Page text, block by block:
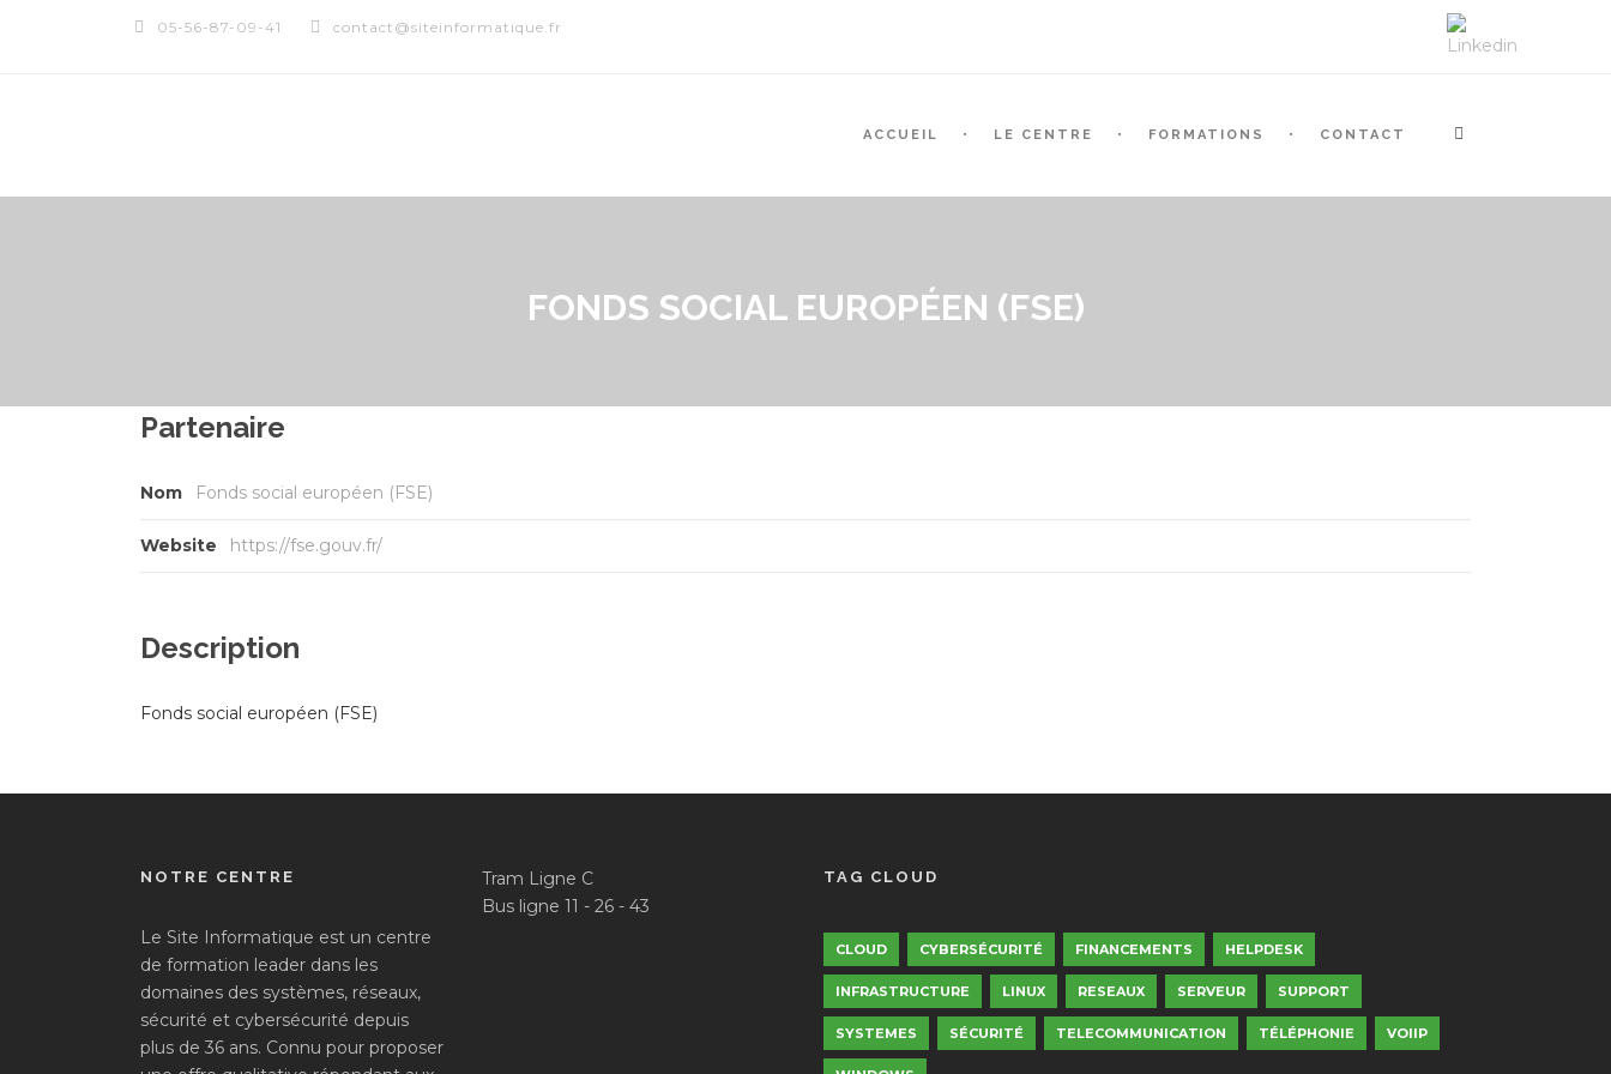
05-56-87-09-41 contact@siteinformatique.fr
ACCUEIL LE CENTRE FORMATIONS CONTACT
FONDS SOCIAL EUROPÉEN (FSE)
Partenaire
Nom Fonds social européen (FSE)
Website https://fse.gouv.fr/
Description
Fonds social européen (FSE)
NOTRE CENTRE
Le Site Informatique est un centre
de formation leader dans les
domaines des systèmes, réseaux,
sécurité et cybersécurité depuis
plus de 36 ans. Connu pour proposer
Tram Ligne C
Bus ligne 11 - 26 - 43
TAG CLOUD
CLOUD CYBERSÉCURITÉ FINANCEMENTS HELPDESK
INFRASTRUCTURE LINUX RESEAUX SERVEUR SUPPORT
SYSTEMES SÉCURITÉ TELECOMMUNICATION TÉLÉPHONIE VOIIP